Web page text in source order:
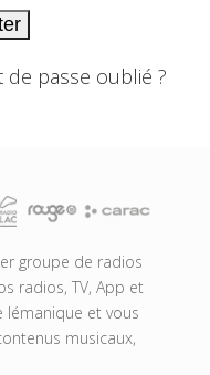
de passe oublié ?
groupe de radios
radios, TV, App et
lémanique et vous
musicaux,